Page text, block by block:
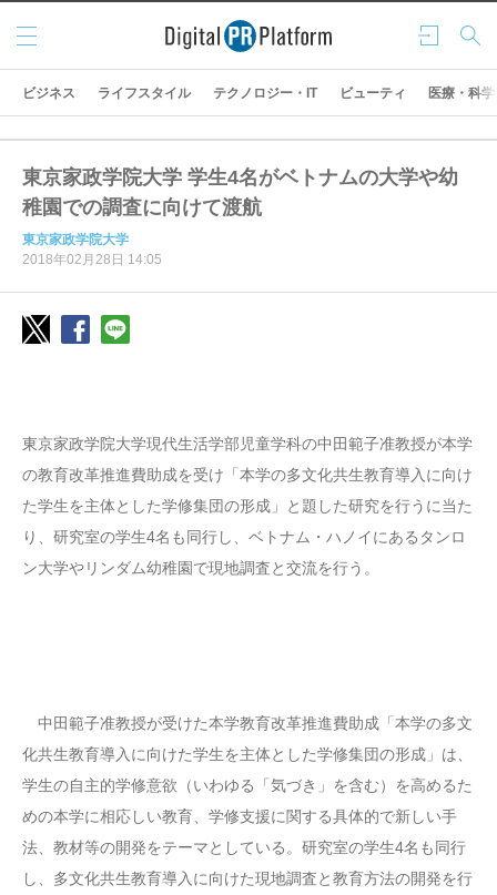
ログ
イン
検索
メニ
ュー
ビジネス ライフスタイル テクノロジー・IT ビューティ 医療・科学
東京家政学院大学 学生4名がベトナムの大学や幼
稚園での調査に向けて渡航
東京家政学院大学
2018年02月28日 14:05
東京家政学院大学現代生活学部児童学科の中田範子准教授が本学
の教育改革推進費助成を受け「本学の多文化共生教育導入に向け
た学生を主体とした学修集団の形成」と題した研究を行うに当た
り、研究室の学生4名も同行し、ベトナム・ハノイにあるタンロ
ン大学やリンダム幼稚園で現地調査と交流を行う。
中田範子准教授が受けた本学教育改革推進費助成「本学の多文
化共生教育導入に向けた学生を主体とした学修集団の形成」は、
学生の自主的学修意欲（いわゆる「気づき」を含む）を高めるた
めの本学に相応しい教育、学修支援に関する具体的で新しい手
法、教材等の開発をテーマとしている。研究室の学生4名も同行
し、多文化共生教育導入に向けた現地調査と教育方法の開発を行